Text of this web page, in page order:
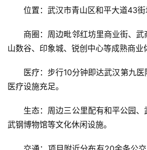
首
武
办
位置：武汉市青山区和平大道43街
商圈：周边毗邻红坊里商业街、
山数谷、印象城、锐创中心等成熟商业
医疗：步行10分钟即达武汉第九医
医疗设施充足。
生态：周边三公里配有和平公园
武钢博物馆等文化休闲设施。